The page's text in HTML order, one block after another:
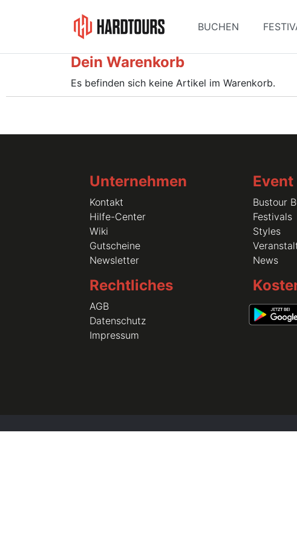
BUCHEN
Dein Warenkorb
Es befinden sich keine Artikel im Warenkorb.
Unternehmen
Kontakt
Hilfe-Center
Wiki
Gutscheine
Newsletter
Event
Bustour
Festivals
Styles
News
Rechtliches
AGB
Datenschutz
Impressum